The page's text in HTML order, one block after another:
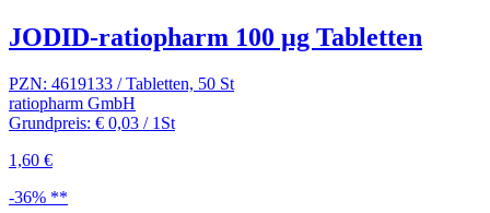
JODID-ratiopharm 100 µg Tabletten
PZN: 4619133 / Tabletten, 50 St
ratiopharm GmbH
Grundpreis: € 0,03 / 1St
1,60 €
-36% **